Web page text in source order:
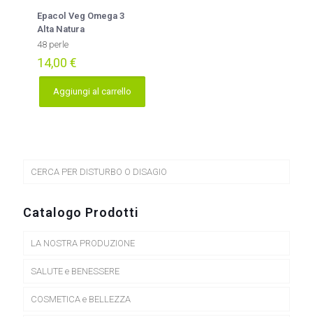
Epacol Veg Omega 3
Alta Natura
48 perle
14,00 €
Aggiungi al carrello
CERCA PER DISTURBO O DISAGIO
Catalogo Prodotti
LA NOSTRA PRODUZIONE
SALUTE e BENESSERE
COSMETICA e BELLEZZA